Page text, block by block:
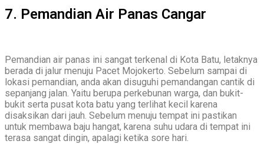
7. Pemandian Air Panas Cangar
Pemandian air panas ini sangat terkenal di Kota Batu, letaknya
berada di jalur menuju Pacet Mojokerto. Sebelum sampai di
lokasi pemandian, anda akan disuguhi pemandangan cantik di
sepanjang jalan. Yaitu berupa perkebunan warga, dan bukit-
bukit serta pusat kota batu yang terlihat kecil karena
disaksikan dari jauh. Sebelum menuju tempat ini pastikan
untuk membawa baju hangat, karena suhu udara di tempat ini
terasa sangat dingin, apalagi ketika sore hari.